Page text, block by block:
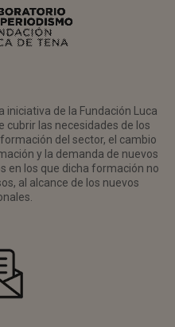
iniciativa de la Fundación Luca
cubrir las necesidades de los
del sector, el cambio
y la demanda de nuevos
en los que dicha formación no
al alcance de los nuevos